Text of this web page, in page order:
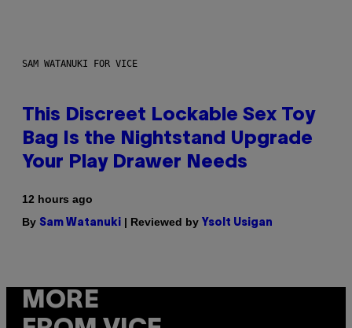
SAM WATANUKI FOR VICE
This Discreet Lockable Sex Toy
Bag Is the Nightstand Upgrade
Your Play Drawer Needs
12 hours ago
By Sam Watanuki | Reviewed by Ysolt Usigan
MORE